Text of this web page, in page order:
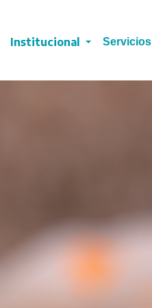
Institucional Servicios